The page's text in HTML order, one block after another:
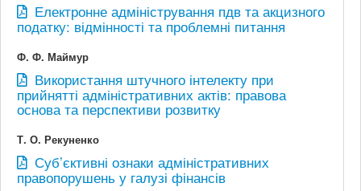
Електронне адміністрування пдв та акцизного
податку: відмінності та проблемні питання
Ф. Ф. Маймур
Використання штучного інтелекту при
прийнятті адміністративних актів: правова
основа та перспективи розвитку
Т. О. Рекуненко
Суб’єктивні ознаки адміністративних
правопорушень у галузі фінансів